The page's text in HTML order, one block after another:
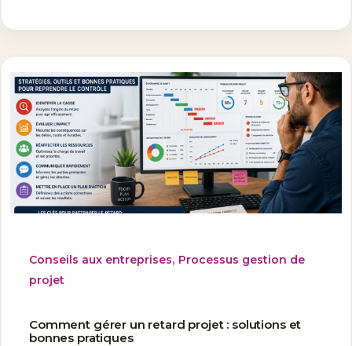
Conseils aux entreprises, Processus gestion de
projet
Comment gérer un retard projet : solutions et
bonnes pratiques